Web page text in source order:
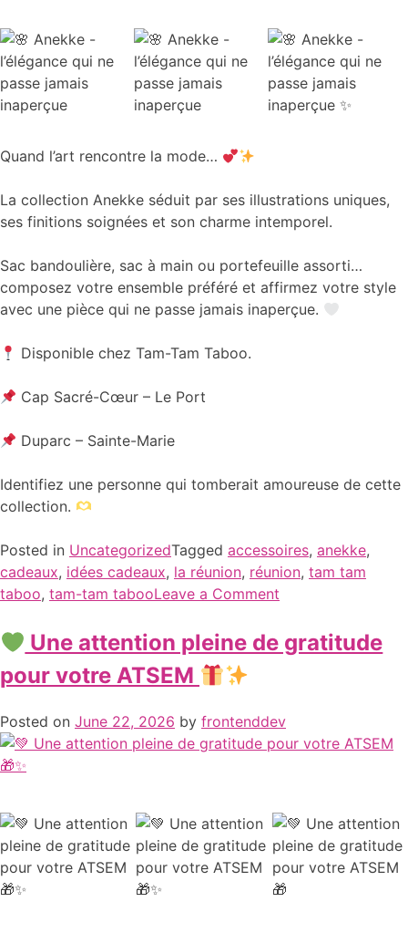
Quand l’art rencontre la mode…
La collection Anekke séduit par ses illustrations uniques,
ses finitions soignées et son charme intemporel.
Sac bandoulière, sac à main ou portefeuille assorti…
composez votre ensemble préféré et affirmez votre style
avec une pièce qui ne passe jamais inaperçue.
Disponible chez Tam-Tam Taboo.
Cap Sacré-Cœur – Le Port
Duparc – Sainte-Marie
Identifiez une personne qui tomberait amoureuse de cette
collection.
Posted in UncategorizedTagged accessoires, anekke,
cadeaux, idées cadeaux, la réunion, réunion, tam tam
taboo, tam-tam tabooLeave a Comment
Une attention pleine de gratitude
pour votre ATSEM
Posted on June 22, 2026 by frontenddev